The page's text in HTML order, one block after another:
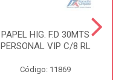
PAPEL HIG. F.D 30MTS
PERSONAL VIP C/8 RL
Código: 11869